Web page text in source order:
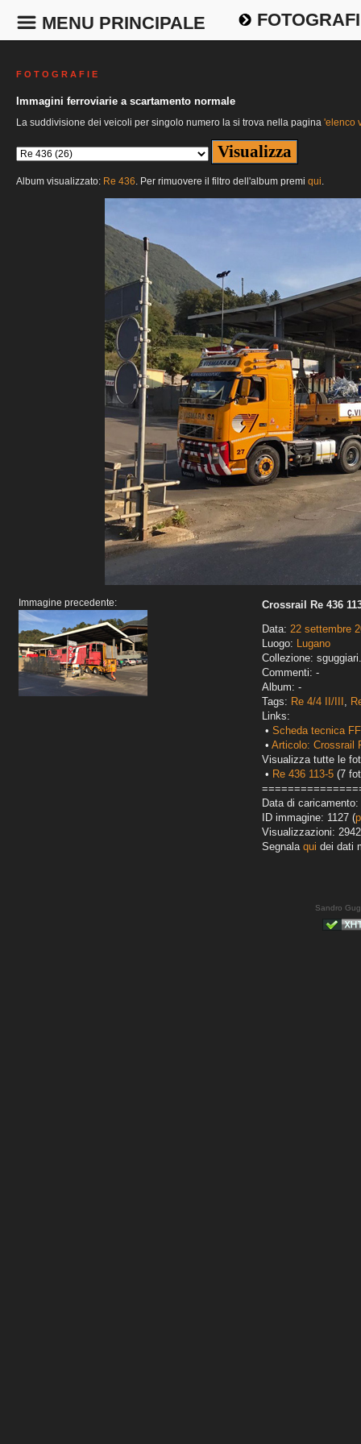
MENU PRINCIPALE
F O T O G R A F I E
Immagini ferroviarie a scartamento normale
La suddivisione dei veicoli per singolo numero la si trova nella pagina 'elenco
Album visualizzato: Re 436. Per rimuovere il filtro dell'album premi qui.
Immagine precedente:
Crossrail Re 436
Data: 22 settembre
Luogo: Lugano
Collezione:
Commenti: -
Album: -
Tags: Re 4/4 II/III ,
Links:
• Scheda tecnica
• Articolo: Crossrail
Visualizza tutte le
• Re 436 113-5 (7
Data di
ID immagine: 1127 (
Visualizzazioni: 2942
Segnala qui dei dati
Sandro